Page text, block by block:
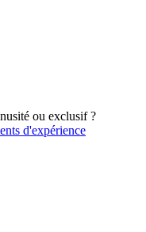
ou exclusif ?
d'expérience